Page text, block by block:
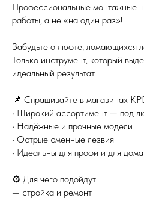
Профессиональные монтажные
работы, а не «на один раз»!
Забудьте о люфте, ломающихся
Только инструмент, который
идеальный результат.
📌 Спрашивайте в магазинах
• Широкий ассортимент — под
• Надёжные и прочные модели
• Острые сменные лезвия
• Идеальны для профи и для дома
⚙️ Для чего подойдут
— стройка и ремонт